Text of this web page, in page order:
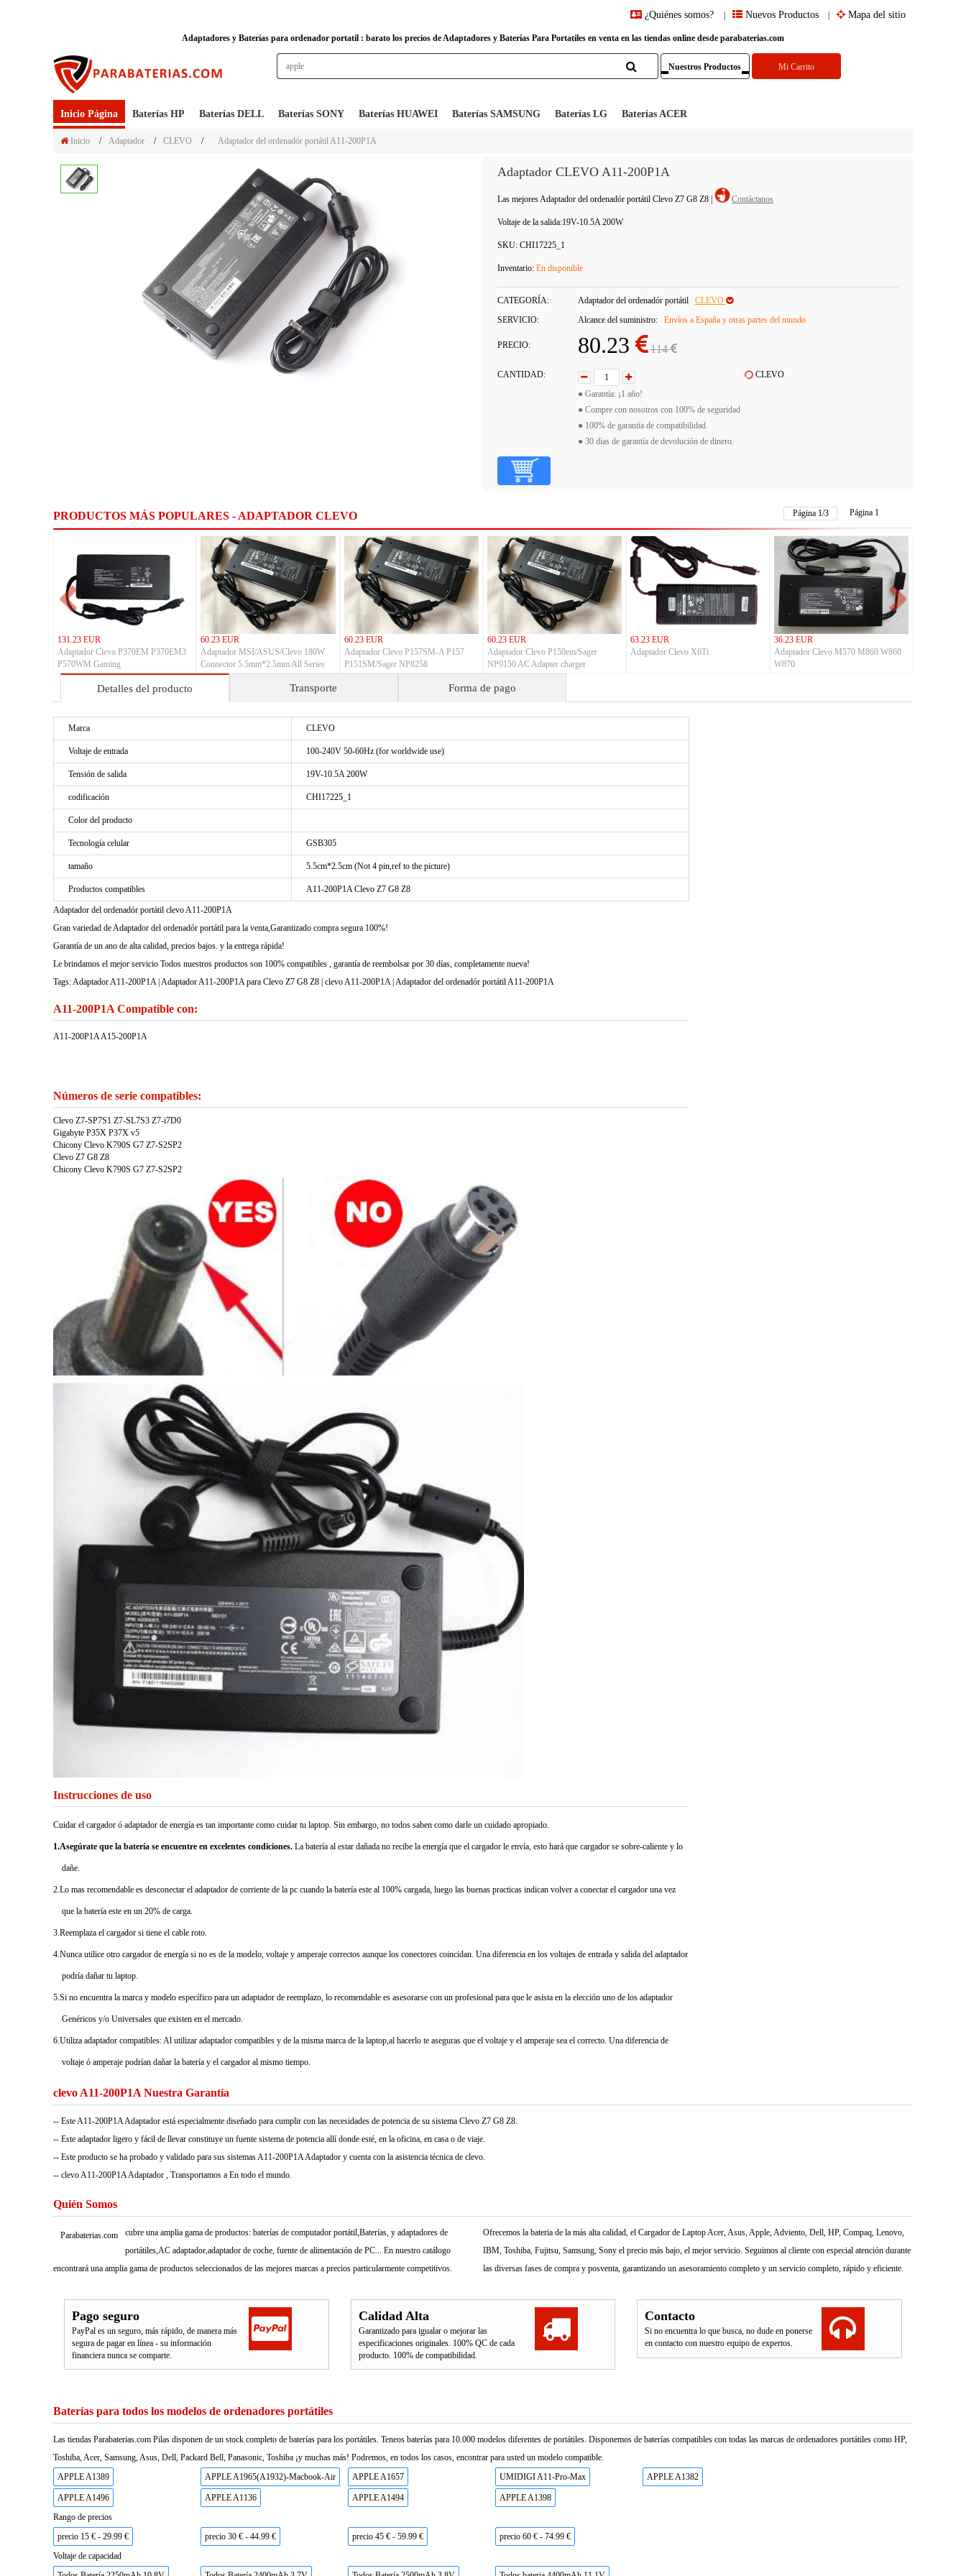
Mapa del sitio
Nuevos Productos
¿Quiénes somos?
Adaptadores y Baterías para ordenador portatil : barato los precios de Adaptadores y Baterías Para Portatiles en venta en las tiendas online desde parabaterias.com
Nuestros Productos Mi Carrito
Inicio Página Baterías HP Baterías DELL Baterías SONY Baterías HUAWEI Baterías SAMSUNG Baterías LG Baterías ACER
Inicio / Adaptador / CLEVO / Adaptador del ordenadór portátil A11-200P1A
Adaptador CLEVO A11-200P1A
Las mejores Adaptador del ordenadór portátil Clevo Z7 G8 Z8 Contáctanos
Voltaje de la salida:19V-10.5A 200W
SKU: CHI17225_1
Inventario: En disponible
CATEGORÍA: Adaptador del ordenadór portátil
CLEVO
SERVICIO:
Alcance del suministro: Envíos a España y otras partes del mundo
PRECIO: 80.23 114
CANTIDAD:
CLEVO
● Garantía: ¡1 año!
● Compre con nosotros con 100% de seguridad
● 100% de garantía de compatibilidad.
● 30 días de garantía de devolución de dinero.
PRODUCTOS MÁS POPULARES - ADAPTADOR CLEVO Página 1/3 Página 1
131.23 EUR
Adaptador Clevo P370EM P370EM3
P570WM Gaming
60.23 EUR
Adaptador MSI/ASUS/Clevo 180W
Connector 5.5mm*2.5mm All Series
Gaming Laptop/Notebook
60.23 EUR
Adaptador Clevo P157SM-A P157
P151SM/Sager NP8258
60.23 EUR
Adaptador Clevo P150em/Sager
NP9150 AC Adapter charger
63.23 EUR
Adaptador Clevo X6Ti
36.23 EUR
Adaptador Clevo M570 M860 W860
W870
Detalles del producto Transporte Forma de pago
Marca CLEVO
Voltaje de entrada 100-240V 50-60Hz (for worldwide use)
Tensión de salida 19V-10.5A 200W
codificación CHI17225_1
Color del producto
Tecnología celular GSB305
tamaño 5.5cm*2.5cm (Not 4 pin,ref to the picture)
Productos compatibles A11-200P1A Clevo Z7 G8 Z8
Adaptador del ordenadór portátil clevo A11-200P1A
Gran variedad de Adaptador del ordenadór portátil para la venta,Garantizado compra segura 100%!
Garantía de un ano de alta calidad, precios bajos. y la entrega rápida!
Le brindamos el mejor servicio Todos nuestros productos son 100% compatibles , garantía de reembolsar por 30 días, completamente nueva!
Tags: Adaptador A11-200P1A | Adaptador A11-200P1A para Clevo Z7 G8 Z8 | clevo A11-200P1A | Adaptador del ordenadór portátil A11-200P1A
A11-200P1A Compatible con:
A11-200P1A A15-200P1A
Números de serie compatibles:
Clevo Z7-SP7S1 Z7-SL7S3 Z7-i7D0
Gigabyte P35X P37X v5
Chicony Clevo K790S G7 Z7-S2SP2
Clevo Z7 G8 Z8
Chicony Clevo K790S G7 Z7-S2SP2
Instrucciones de uso
Cuidar el cargador ó adaptador de energía es tan importante como cuidar tu laptop. Sin embargo, no todos saben como darle un cuidado apropiado.
1.Asegúrate que la batería se encuentre en excelentes condiciones. La batería al estar dañada no recibe la energía que el cargador le envía, esto hará que cargador se sobre-caliente y lo
dañe.
2.Lo mas recomendable es desconectar el adaptador de corriente de la pc cuando la batería este al 100% cargada, luego las buenas practicas indican volver a conectar el cargador una vez
que la batería este en un 20% de carga.
3.Reemplaza el cargador si tiene el cable roto.
4.Nunca utilice otro cargador de energía si no es de la modelo, voltaje y amperaje correctos aunque los conectores coincidan. Una diferencia en los voltajes de entrada y salida del adaptador
podría dañar tu laptop.
5.Si no encuentra la marca y modelo específico para un adaptador de reemplazo, lo recomendable es asesorarse con un profesional para que le asista en la elección uno de los adaptador
Genéricos y/o Universales que existen en el mercado.
6.Utiliza adaptador compatibles: Al utilizar adaptador compatibles y de la misma marca de la laptop,al hacerlo te aseguras que el voltaje y el amperaje sea el correcto. Una diferencia de
voltaje ó amperaje podrían dañar la batería y el cargador al mismo tiempo.
clevo A11-200P1A Nuestra Garantía
-- Este A11-200P1A Adaptador está especialmente diseñado para cumplir con las necesidades de potencia de su sistema Clevo Z7 G8 Z8.
-- Este adaptador ligero y fácil de llevar constituye un fuente sistema de potencia allí donde esté, en la oficina, en casa o de viaje.
-- Este producto se ha probado y validado para sus sistemas A11-200P1A Adaptador y cuenta con la asistencia técnica de clevo.
-- clevo A11-200P1A Adaptador , Transportamos a En todo el mundo.
Quién Somos
Parabaterias.com
cubre una amplia gama de productos: baterías de computador portátil,Baterías, y adaptadores de
portátiles,AC adaptador,adaptador de coche, fuente de alimentación de PC... En nuestro catálogo
encontrará una amplia gama de productos seleccionados de las mejores marcas a precios particularmente competitivos.
Ofrecemos la bateria de la más alta calidad, el Cargador de Laptop Acer, Asus, Apple, Adviento, Dell, HP, Compaq, Lenovo,
IBM, Toshiba, Fujitsu, Samsung, Sony el precio más bajo, el mejor servicio. Seguimos al cliente con especial atención durante
las diversas fases de compra y posventa, garantizando un asesoramiento completo y un servicio completo, rápido y eficiente.
Pago seguro
PayPal es un seguro, más rápido, de manera más
segura de pagar en línea - su información
financiera nunca se comparte.
Calidad Alta
Garantizado para igualar o mejorar las
especificaciones originales. 100% QC de cada
producto. 100% de compatibilidad.
Contacto
Si no encuentra lo que busca, no dude en ponerse
en contacto con nuestro equipo de expertos.
Baterías para todos los modelos de ordenadores portátiles
Las tiendas Parabaterias.com Pilas disponen de un stock completo de baterías para los portátiles. Teneos baterías para 10.000 modelos diferentes de portátiles. Disponemos de baterías compatibles con todas las marcas de ordenadores portátiles como HP,
Toshiba, Acer, Samsung, Asus, Dell, Packard Bell, Panasonic, Toshiba ¡y muchas más! Podremos, en todos los casos, encontrar para usted un modelo compatible.
APPLE A1389
APPLE A1965(A1932)-Macbook-Air APPLE A1657 UMIDIGI A11-Pro-Max APPLE A1382
APPLE A1496 APPLE A1136 APPLE A1494
APPLE A1398
Rango de precios
precio 15 € - 29.99 €
precio 30 € - 44.99 € precio 45 € - 59.99 €
precio 60 € - 74.99 €
Voltaje de capacidad